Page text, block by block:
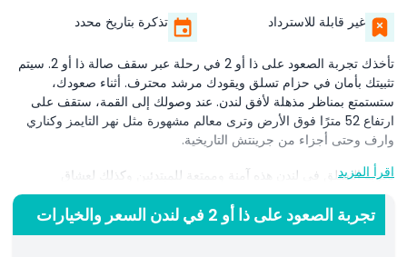
غير قابلة للاسترداد تذكرة بتاريخ محدد
تأخذك تجربة الصعود على ذا أو 2 في رحلة عبر سقف صالة ذا أو 2. سيتم
تثبيتك بأمان في حزام تسلق ويقودك مرشد محترف. أثناء صعودك،
ستستمتع بمناظر مذهلة لأفق لندن. عند وصولك إلى القمة، ستقف على
ارتفاع 52 مترًا فوق الأرض وترى معالم مشهورة مثل نهر التايمز وكناري
وارف وحتى أجزاء من جرينتش التاريخية.
تجربة التسلق في لندن هذه آمنة وممتعة للمبتدئين وكذلك لعشاق
المغامرة. لا تحتاج إلى مهارات خاصة أو خبرة في التسلق للانضمام. سيقدم
الفريق المدرب إحاطة كاملة وجميع المعدات التي تحتاجها قبل بدء التسلق.
اقرأ المزيد
تجربة الصعود على ذا أو 2 في لندن السعر والخيارات